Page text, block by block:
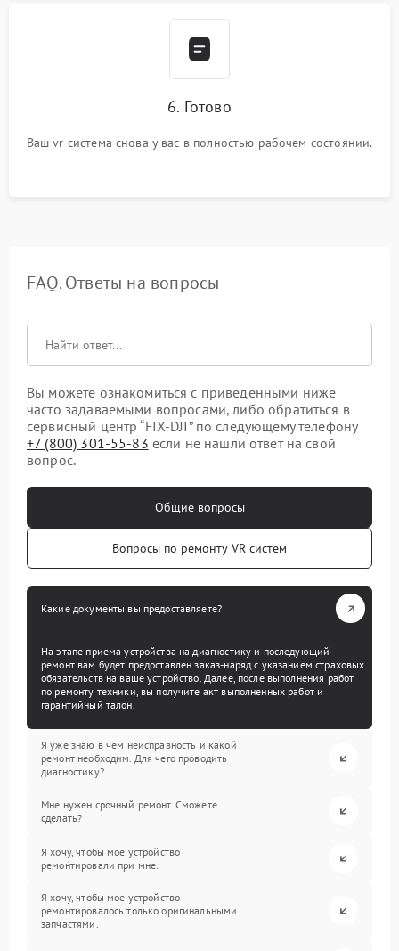
6. Готово
Ваш vr система снова у вас в полностью рабочем состоянии.
FAQ. Ответы на вопросы
Вы можете ознакомиться с приведенными ниже
часто задаваемыми вопросами, либо обратиться в
сервисный центр “FIX-DJI” по следующему телефону
+7 (800) 301-55-83 если не нашли ответ на свой
вопрос.
Общие вопросы
Вопросы по ремонту VR систем
Какие документы вы предоставляете?
На этапе приема устройства на диагностику и последующий
ремонт вам будет предоставлен заказ-наряд с указанием страховых
обязательств на ваше устройство. Далее, после выполнения работ
по ремонту техники, вы получите акт выполненных работ и
гарантийный талон.
Я уже знаю в чем неисправность и какой
ремонт необходим. Для чего проводить
диагностику?
Мне нужен срочный ремонт. Сможете
сделать?
Я хочу, чтобы мое устройство
ремонтировали при мне.
Я хочу, чтобы мое устройство
ремонтировалось только оригинальными
запчастями.